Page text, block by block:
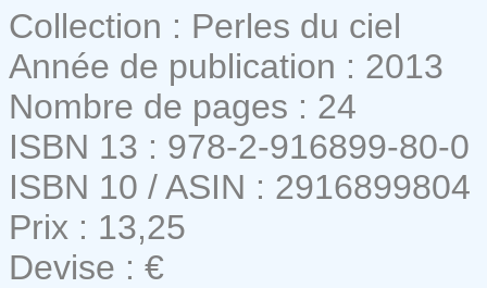
Collection : Perles du ciel
Année de publication : 2013
Nombre de pages : 24
ISBN 13 : 978-2-916899-80-0
ISBN 10 / ASIN : 2916899804
Prix : 13,25
Devise : €